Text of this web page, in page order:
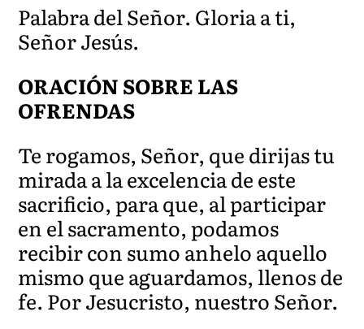
Palabra del Señor. Gloria a ti,
Señor Jesús.
ORACIÓN SOBRE LAS
OFRENDAS
Te rogamos, Señor, que dirijas tu
mirada a la excelencia de este
sacrificio, para que, al participar
en el sacramento, podamos
recibir con sumo anhelo aquello
mismo que aguardamos, llenos de
fe. Por Jesucristo, nuestro Señor.